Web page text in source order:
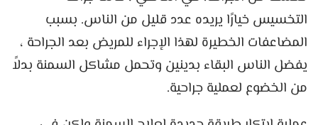
التخسيس خيارًا يريده عدد قليل من الناس. بسبب
المضاعفات الخطيرة لهذا الإجراء للمريض بعد الجراحة ،
يفضل الناس البقاء بدينين وتحمل مشاكل السمنة بدلاً
من الخضوع لعملية جراحية.